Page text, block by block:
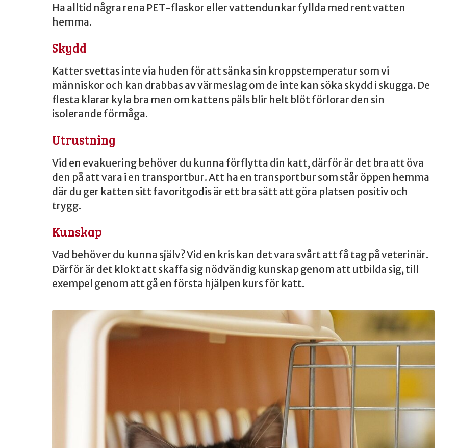
Ha alltid några rena PET-flaskor eller vattendunkar fyllda med rent vatten
hemma.
Skydd
Katter svettas inte via huden för att sänka sin kroppstemperatur som vi
människor och kan drabbas av värmeslag om de inte kan söka skydd i skugga. De
flesta klarar kyla bra men om kattens päls blir helt blöt förlorar den sin
isolerande förmåga.
Utrustning
Vid en evakuering behöver du kunna förflytta din katt, därför är det bra att öva
den på att vara i en transportbur. Att ha en transportbur som står öppen hemma
där du ger katten sitt favoritgodis är ett bra sätt att göra platsen positiv och
trygg.
Kunskap
Vad behöver du kunna själv? Vid en kris kan det vara svårt att få tag på veterinär.
Därför är det klokt att skaffa sig nödvändig kunskap genom att utbilda sig, till
exempel genom att gå en första hjälpen kurs för katt.